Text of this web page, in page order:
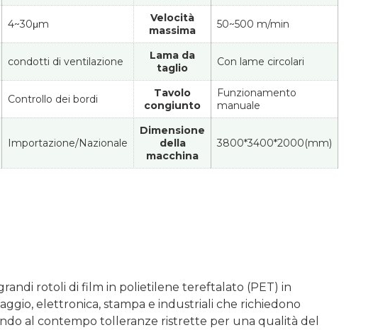
4~30μm
Velocità
massima
50~500 m/min
condotti di ventilazione
Lama da
taglio
Con lame circolari
Controllo dei bordi
Tavolo
congiunto
Funzionamento
manuale
Importazione/Nazionale
Dimensione
della
macchina
3800*3400*2000(mm)
rotoli di film in polietilene tereftalato (PET) in
elettronica, stampa e industriali che richiedono
al contempo tolleranze ristrette per una qualità del